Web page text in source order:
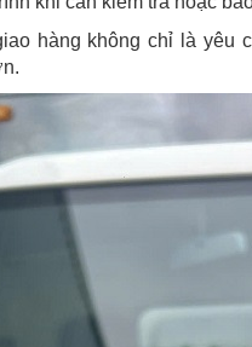
hàng không chỉ là yêu